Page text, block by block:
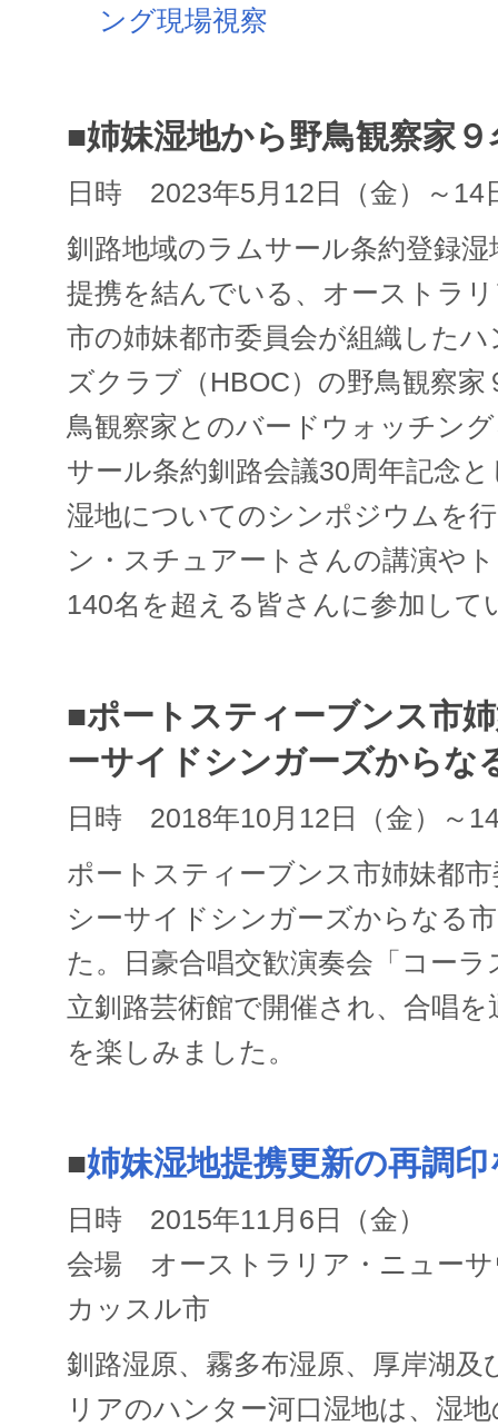
ング現場視察
■姉妹湿地から野鳥観察家
日時 2023年5月12日（金）～14
釧路地域のラムサール条約登録
提携を結んでいる、オーストラ
市の姉妹都市委員会が組織した
ズクラブ（HBOC）の野鳥観察
鳥観察家とのバードウォッチン
サール条約釧路会議30周年記念
湿地についてのシンポジウムを
ン・スチュアートさんの講演や
140名を超える皆さんに参加して
■ポートスティーブンス市
ーサイドシンガーズからな
日時 2018年10月12日（金）～
ポートスティーブンス市姉妹都
シーサイドシンガーズからなる
た。日豪合唱交歓演奏会「コー
立釧路芸術館で開催され、合唱
を楽しみました。
■姉妹湿地提携更新の再調
日時 2015年11月6日（金）
会場 オーストラリア・ニュー
カッスル市
釧路湿原、霧多布湿原、厚岸湖
リアのハンター河口湿地は、湿